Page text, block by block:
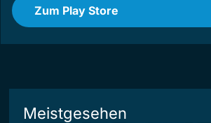
Zum Play Store
Meistgesehen